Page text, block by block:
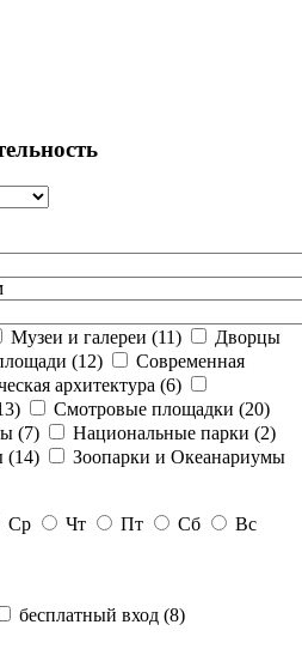
Музеи и галереи (11)
Дворцы
(12)
Современная
архитектура (6)
Смотровые площадки (20)
(7)
Национальные парки (2)
(14)
Зоопарки и Океанариумы
Ср Чт Пт Сб
Вс
бесплатный вход (8)